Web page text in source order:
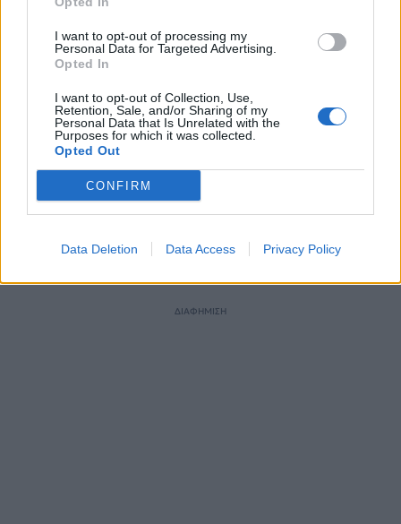
I want to opt-out of processing my
Personal Data for Targeted Advertising.
Opted In
I want to opt-out of Collection, Use,
Retention, Sale, and/or Sharing of my
Personal Data that Is Unrelated with the
Purposes for which it was collected.
Opted Out
CONFIRM
Data Deletion Data Access Privacy Policy
Εικονική αερομαχία με
οπλισμένα τουρκικά F-16
στο Αιγαίο – 10
παραβάσεις και 17
απολογισμός
ΔΙΑΦΗΜΙΣΗ